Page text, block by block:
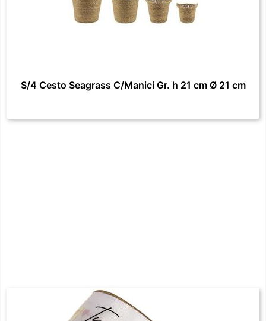
S/4 Cesto Seagrass C/Manici Gr. h 21 cm Ø 21 cm